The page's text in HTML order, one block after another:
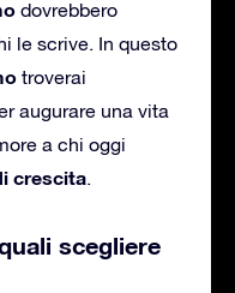
dovrebbero
le scrive. In questo
troverai
augurare una vita
a chi oggi
crescita.
scegliere